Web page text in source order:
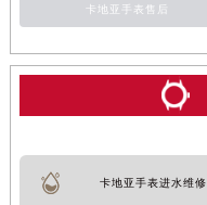
卡地亚手表售后
卡地亚手表进水维修